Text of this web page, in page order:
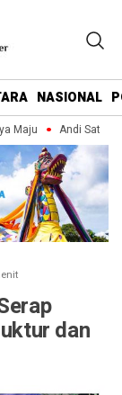
NASIONAL
Maju Andi Satya
dan